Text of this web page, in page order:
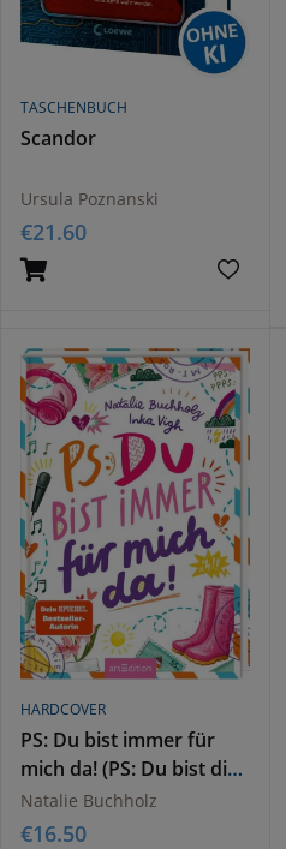
TASCHENBUCH
Scandor
Ursula Poznanski
€21.60
HARDCOVER
PS: Du bist immer für
mich da! (PS: Du bist die
Beste! 4)
Natalie Buchholz
€16.50